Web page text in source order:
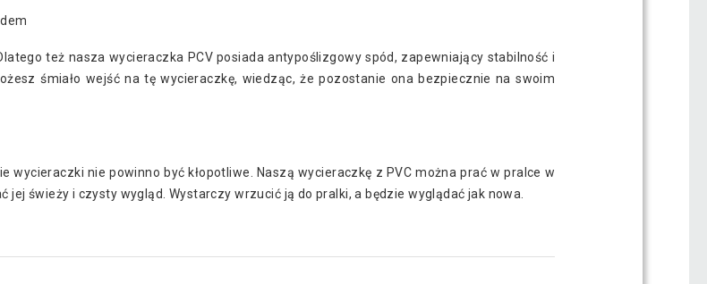
też nasza wycieraczka PCV posiada antypoślizgowy spód, zapewniający stabilność i
śmiało wejść na tę wycieraczkę, wiedząc, że pozostanie ona bezpiecznie na swoim
wycieraczki nie powinno być kłopotliwe. Naszą wycieraczkę z PVC można prać w pralce w
świeży i czysty wygląd. Wystarczy wrzucić ją do pralki, a będzie wyglądać jak nowa.